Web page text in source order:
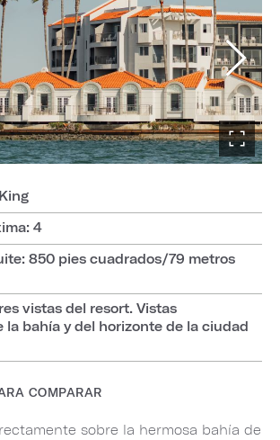
4
850 pies cuadrados/79 metros
vistas del resort. Vistas
la bahía y del horizonte de la ciudad
COMPARAR
sobre la hermosa bahía de